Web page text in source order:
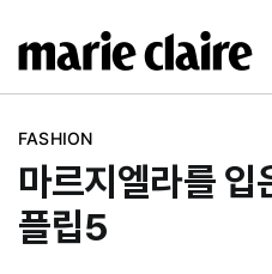
텐
FASHION
마르지엘라를 입
플립5